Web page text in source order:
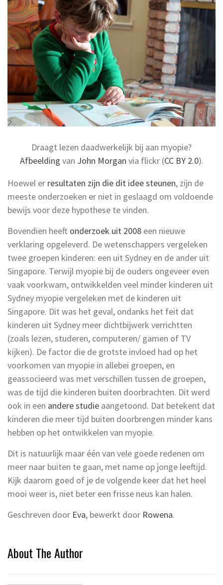
Draagt lezen daadwerkelijk bij aan myopie?
Afbeelding van John Morgan via flickr (CC BY 2.0).
Hoewel er resultaten zijn die dit idee steunen, zijn de
meeste onderzoeken er niet in geslaagd om voldoende
bewijs voor deze hypothese te vinden.
Bovendien heeft onderzoek uit 2008 een nieuwe
verklaring opgeleverd. De wetenschappers vergeleken
twee groepen kinderen: een uit Sydney en de ander uit
Singapore. Terwijl myopie bij de ouders ongeveer even
vaak voorkwam, ontwikkelden veel minder kinderen uit
Sydney myopie vergeleken met de kinderen uit
Singapore. Dit was het geval, ondanks het feit dat
kinderen uit Sydney meer dichtbijwerk verrichtten
(zoals lezen, studeren, computeren/ gamen of TV
kijken). De factor die de grotste invloed had op het
voorkomen van myopie in allebei groepen, en
geassocieerd was met verschillen tussen de groepen,
was de tijd die kinderen buiten doorbrachten. Dit werd
ook in een andere studie aangetoond. Dat betekent dat
kinderen die meer tijd buiten doorbrengen minder kans
hebben op het ontwikkelen van myopie.
Dit is natuurlijk maar één van vele goede redenen om
meer naar buiten te gaan, met name op jonge leeftijd.
Kijk daarom goed of je de volgende keer dat het heel
mooi weer is, niet beter een frisse neus kan halen.
Geschreven door Eva, bewerkt door Rowena.
About The Author